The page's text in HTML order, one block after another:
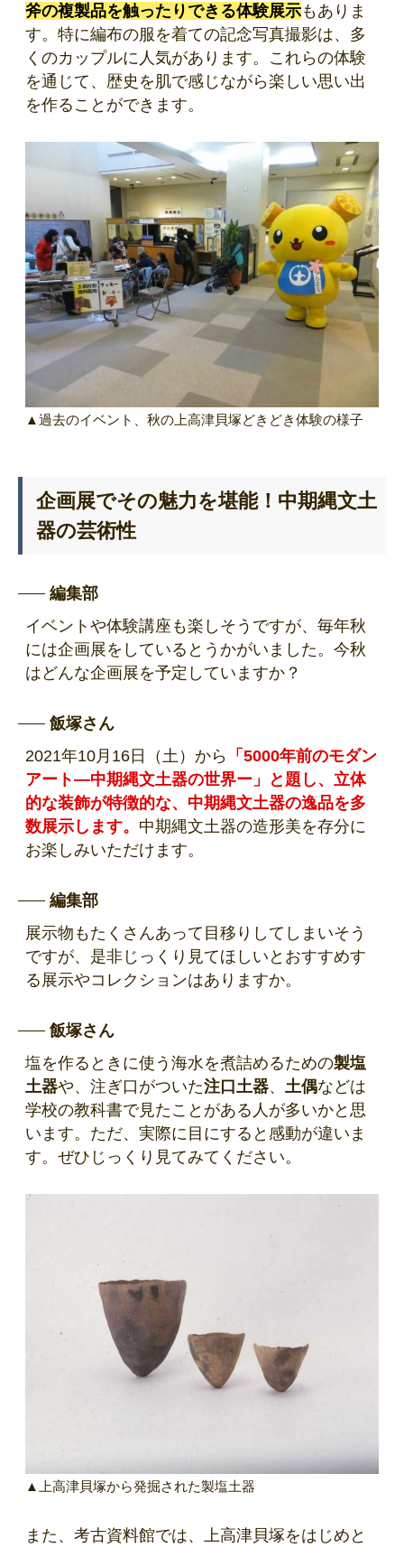
斧の複製品を触ったりできる体験展示もありま
す。特に編布の服を着ての記念写真撮影は、多
くのカップルに人気があります。これらの体験
を通じて、歴史を肌で感じながら楽しい思い出
を作ることができます。
▲過去のイベント、秋の上高津貝塚どきどき体験の様子
企画展でその魅力を堪能！中期縄文土
器の芸術性
編集部
イベントや体験講座も楽しそうですが、毎年秋
には企画展をしているとうかがいました。今秋
はどんな企画展を予定していますか？
飯塚さん
2021年10月16日（土）から 「5000年前のモダン
アート―中期縄文土器の世界ー」と題し、立体
的な装飾が特徴的な、中期縄文土器の逸品を多
数展示します。 中期縄文土器の造形美を存分に
お楽しみいただけます。
編集部
展示物もたくさんあって目移りしてしまいそう
ですが、是非じっくり見てほしいとおすすめす
る展示やコレクションはありますか。
飯塚さん
塩を作るときに使う海水を煮詰めるための製塩
土器や、注ぎ口がついた注口土器、 土偶などは
学校の教科書で見たことがある人が多いかと思
います。ただ、実際に目にすると感動が違いま
す。ぜひじっくり見てみてください。
▲上高津貝塚から発掘された製塩土器
また、考古資料館では、上高津貝塚をはじめと